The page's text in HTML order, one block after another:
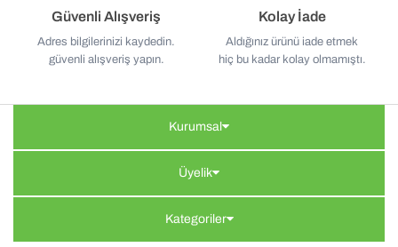
Güvenli Alışveriş
Adres bilgilerinizi kaydedin.
güvenli alışveriş yapın.
Kolay İade
Aldığınız ürünü iade etmek
hiç bu kadar kolay olmamıştı.
Kurumsal
Üyelik
Kategoriler